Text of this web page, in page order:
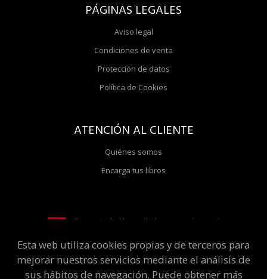
PÁGINAS LEGALES
Aviso legal
Condiciones de venta
Protección de datos
Política de Cookies
ATENCIÓN AL CLIENTE
Quiénes somos
Encarga tus libros
Esta actividad ha recibido una ayuda para la
Esta web utiliza cookies propias y de terceros para
mejorar nuestros servicios mediante el análisis de
sus hábitos de navegación. Puede obtener más